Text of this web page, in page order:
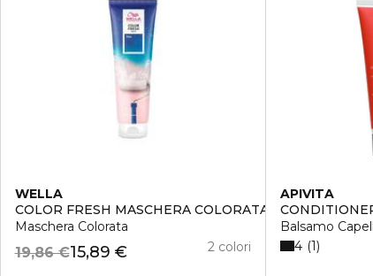
WELLA
COLOR FRESH MASCHERA COLORATA BLUE
Maschera Colorata
15,89 €
19,86 € 2 colori
APIVITA
Balsamo
4 1